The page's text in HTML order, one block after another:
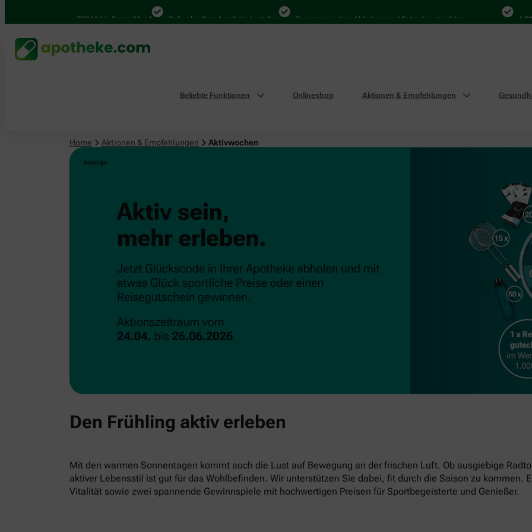
4.000 Mal in Deutschland Online bei Ihrer Apotheke bestellen Bequem zwischen Abholung und Botendienst wählen 4.000
Beliebte Funktionen Onlineshop Aktionen & Empfehlungen
Home Aktionen & Empfehlungen Aktivwochen
Den Frühling aktiv erleben
Mit den warmen Sonnentagen kommt auch die Lust auf Bewegung an der frischen Luft. Ob ausgiebige
aktiver Lebensstil ist gut für das Wohlbefinden. Wir unterstützen Sie dabei, fit durch die Saison zu kommen.
Vitalität sowie zwei spannende Gewinnspiele mit hochwertigen Preisen für Sportbegeisterte und Genießer.